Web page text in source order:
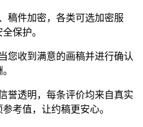
件加密，各类可选加密服
保护。
收到满意的画稿并进行确认
透明，每条评价均来自真实
考值，让约稿更安心。